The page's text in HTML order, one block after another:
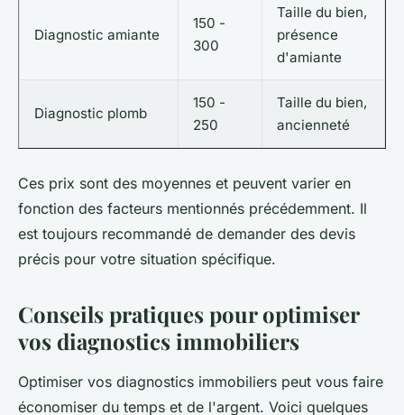
Diagnostic amiante
150 -
300
Taille du bien,
présence
d'amiante
Diagnostic plomb
150 -
250
Taille du bien,
ancienneté
Ces prix sont des moyennes et peuvent varier en
fonction des facteurs mentionnés précédemment. Il
est toujours recommandé de demander des devis
précis pour votre situation spécifique.
Conseils pratiques pour optimiser
vos diagnostics immobiliers
Optimiser vos diagnostics immobiliers peut vous faire
économiser du temps et de l'argent. Voici quelques